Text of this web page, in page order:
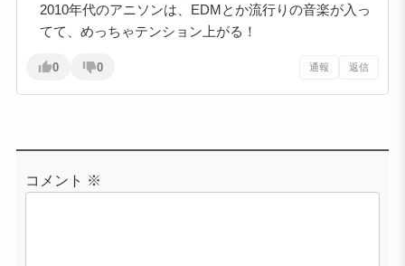
2010年代のアニソンは、EDMとか流行りの音楽が入っ
てて、めっちゃテンション上がる！
0 0 通報 返信
コメント ※